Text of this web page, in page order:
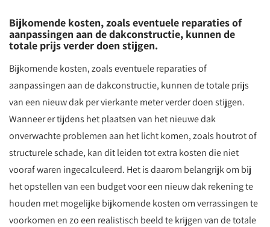
Bijkomende kosten, zoals eventuele reparaties of
aanpassingen aan de dakconstructie, kunnen de
totale prijs verder doen stijgen.
Bijkomende kosten, zoals eventuele reparaties of
aanpassingen aan de dakconstructie, kunnen de totale prijs
van een nieuw dak per vierkante meter verder doen stijgen.
Wanneer er tijdens het plaatsen van het nieuwe dak
onverwachte problemen aan het licht komen, zoals houtrot of
structurele schade, kan dit leiden tot extra kosten die niet
vooraf waren ingecalculeerd. Het is daarom belangrijk om bij
het opstellen van een budget voor een nieuw dak rekening te
houden met mogelijke bijkomende kosten om verrassingen te
voorkomen en zo een realistisch beeld te krijgen van de totale